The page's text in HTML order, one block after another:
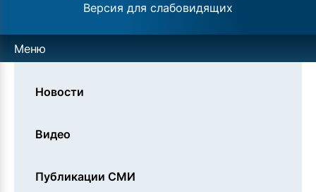
Версия для слабовидящих
Меню
Новости
Видео
Публикации СМИ